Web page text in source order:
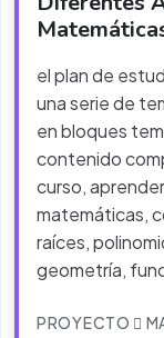
el plan de
una serie de
en bloques
contenido
curso,
matemáticas,
raíces,
geometría,
PROYECTO